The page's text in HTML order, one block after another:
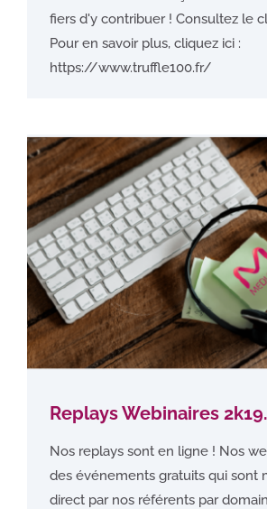
fiers d'y contribuer ! Consultez le
Pour en savoir plus, cliquez ici :
https://www.truffle100.fr/
Replays Webinaires
Nos replays sont en ligne ! Nos
des événements gratuits qui sont
direct par nos référents par